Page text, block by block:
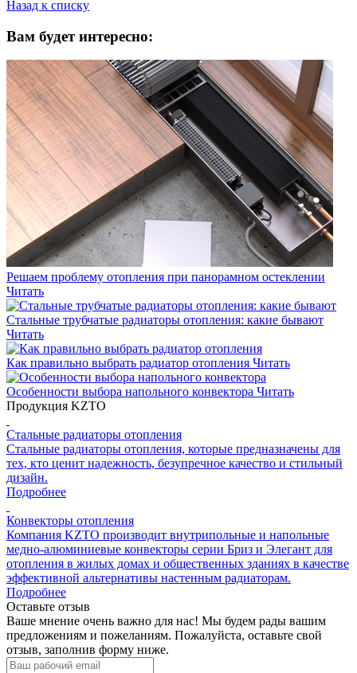
Назад к списку
Вам будет интересно:
Решаем проблему отопления при панорамном остеклении
Читать
Стальные трубчатые радиаторы отопления: какие бывают
Читать
Как правильно выбрать радиатор отопления Читать
Особенности выбора напольного конвектора Читать
Продукция KZTO
Стальные радиаторы отопления
Стальные радиаторы отопления, которые предназначены для
тех, кто ценит надежность, безупречное качество и стильный
дизайн.
Подробнее
Конвекторы отопления
Компания KZTO производит внутрипольные и напольные
медно-алюминиевые конвекторы серии Бриз и Элегант для
отопления в жилых домах и общественных зданиях в качестве
эффективной альтернативы настенным радиаторам.
Подробнее
Оставьте отзыв
Ваше мнение очень важно для нас! Мы будем рады вашим
предложениям и пожеланиям. Пожалуйста, оставьте свой
отзыв, заполнив форму ниже.